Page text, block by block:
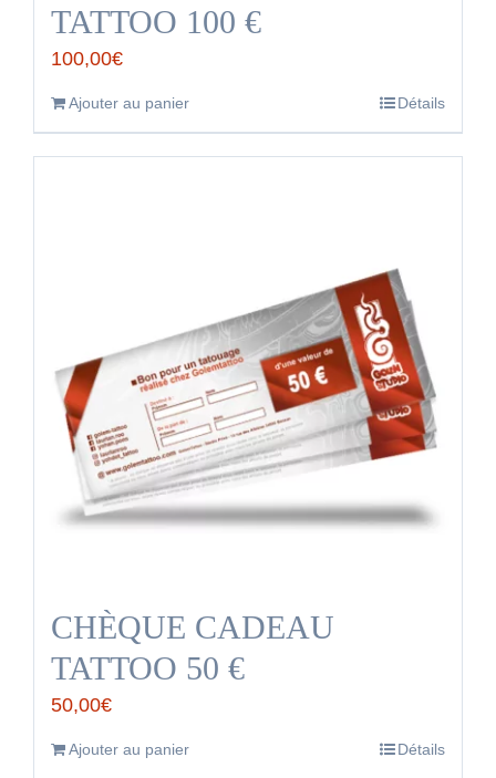
TATTOO 100 €
100,00€
Ajouter au panier Détails
CHÈQUE CADEAU
TATTOO 50 €
50,00€
Ajouter au panier Détails